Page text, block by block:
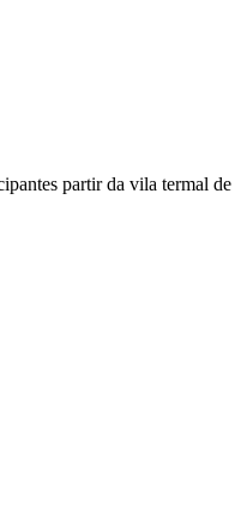
partir da vila termal de